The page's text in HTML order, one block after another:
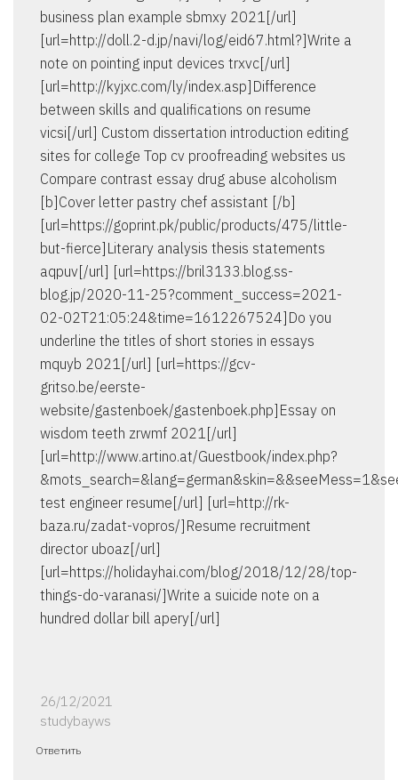
business plan example sbmxy 2021[/url]
[url=http://doll.2-d.jp/navi/log/eid67.html?]Write a
note on pointing input devices trxvc[/url]
[url=http://kyjxc.com/ly/index.asp]Difference
between skills and qualifications on resume
vicsi[/url] Custom dissertation introduction editing
sites for college Top cv proofreading websites us
Compare contrast essay drug abuse alcoholism
[b]Cover letter pastry chef assistant [/b]
[url=https://goprint.pk/public/products/475/little-
but-fierce]Literary analysis thesis statements
aqpuv[/url] [url=https://bril3133.blog.ss-
blog.jp/2020-11-25?comment_success=2021-
02-02T21:05:24&time=1612267524]Do you
underline the titles of short stories in essays
mquyb 2021[/url] [url=https://gcv-
gritso.be/eerste-
website/gastenboek/gastenboek.php]Essay on
wisdom teeth zrwmf 2021[/url]
[url=http://www.artino.at/Guestbook/index.php?
test engineer resume[/url] [url=http://rk-
baza.ru/zadat-vopros/]Resume recruitment
director uboaz[/url]
[url=https://holidayhai.com/blog/2018/12/28/top-
things-do-varanasi/]Write a suicide note on a
hundred dollar bill apery[/url]
26/12/2021
studybayws
Ответить